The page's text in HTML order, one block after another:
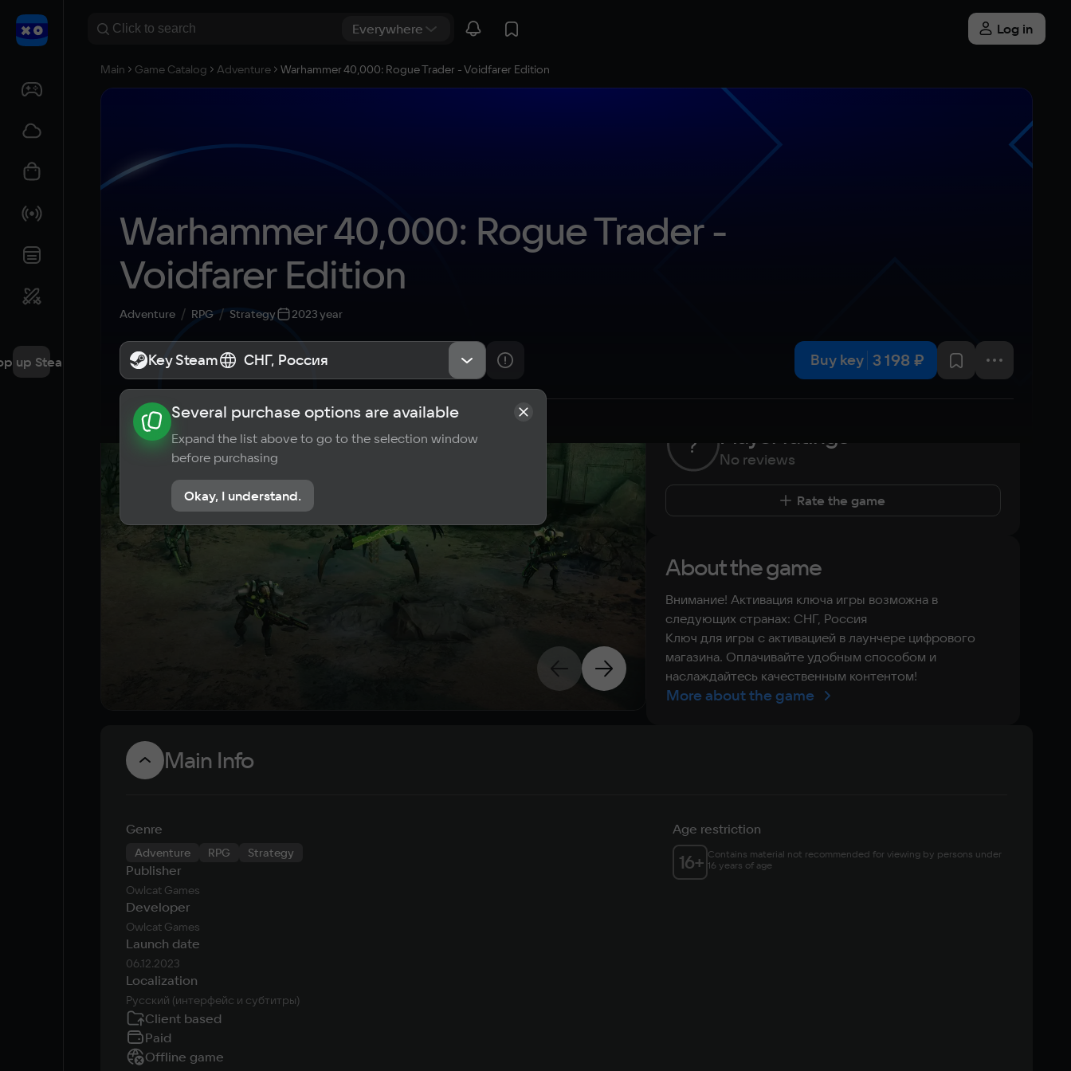
up Steam
Log in
Main Game Catalog Adventure Warhammer 40,000: Rogue Trader - Voidfarer Edition
Warhammer 40,000: Rogue Trader -
Voidfarer Edition
Adventure RPG Strategy 2023 year
Key Steam СНГ, Россия Buy key 3 198 ₽
About the game News Requirements Reviews
? Player ratings
No reviews
Rate the game
About the game
Внимание! Активация ключа игры возможна в
следующих странах: СНГ, Россия
Ключ для игры с активацией в лаунчере цифрового
магазина. Оплачивайте удобным способом и
наслаждайтесь качественным контентом!
More about the game
Main Info
Genre
Adventure RPG Strategy
Publisher
Owlcat Games
Developer
Owlcat Games
Launch date
06.12.2023
Localization
Русский (интерфейс и субтитры)
Age restriction
16+ Contains material not recommended for viewing by persons under
16 years of age
Client based
Paid
Offline game
Key Steam СНГ, Россия
Several purchase options are available
Expand the list above to go to the selection window
before purchasing
Okay, I understand.